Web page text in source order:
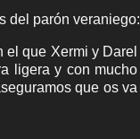
del parón veraniego:
el que Xermi y Darel
ligera y con mucho
que os va